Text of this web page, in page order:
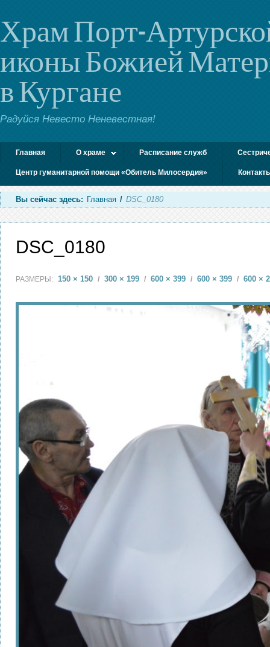
Храм Порт-
иконы Божией
в Кургане
Радуйся Невесто Неневестная!
Главная О храме Расписание служб
Центр гуманитарной помощи «Обитель Милосердия»
Вы сейчас здесь: Главная / DSC_0180
DSC_0180
РАЗМЕРЫ: 150 × 150 / 300 × 199 / 600 × 399 / 600 × 399 / 600 ×